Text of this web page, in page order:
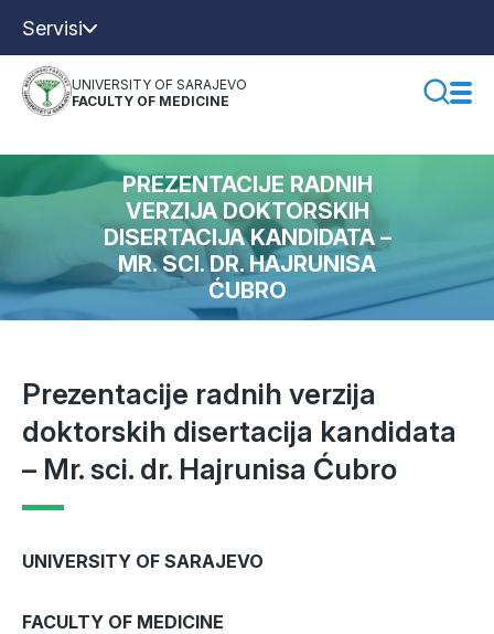
Servisi
UNIVERSITY OF SARAJEVO
FACULTY OF MEDICINE
PREZENTACIJE RADNIH
VERZIJA DOKTORSKIH
DISERTACIJA KANDIDATA –
MR. SCI. DR. HAJRUNISA
ĆUBRO
Prezentacije radnih verzija
doktorskih disertacija kandidata
– Mr. sci. dr. Hajrunisa Ćubro
UNIVERSITY OF SARAJEVO
FACULTY OF MEDICINE